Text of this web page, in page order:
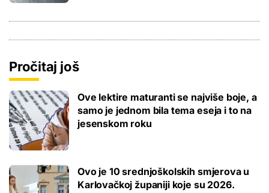
Pročitaj još
Ove lektire maturanti se najviše boje, a
samo je jednom bila tema eseja i to na
jesenskom roku
Ovo je 10 srednjoškolskih smjerova u
Karlovačkoj županiji koje su 2026.